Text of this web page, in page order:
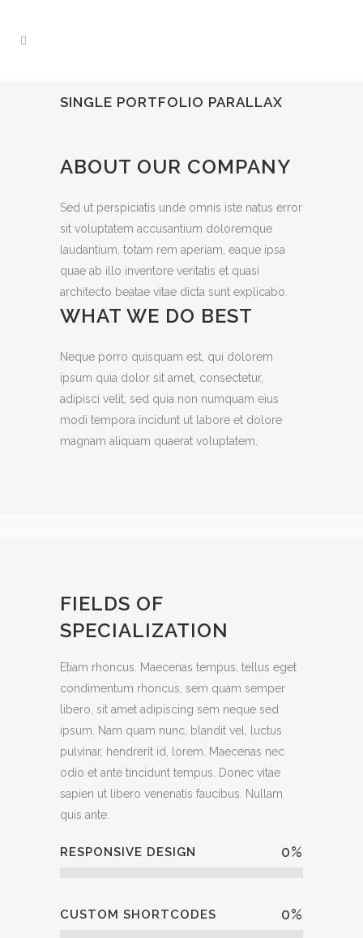
SINGLE PORTFOLIO PARALLAX
ABOUT OUR COMPANY
Sed ut perspiciatis unde omnis iste natus error
sit voluptatem accusantium doloremque
laudantium, totam rem aperiam, eaque ipsa
quae ab illo inventore veritatis et quasi
architecto beatae vitae dicta sunt explicabo.
WHAT WE DO BEST
Neque porro quisquam est, qui dolorem
ipsum quia dolor sit amet, consectetur,
adipisci velit, sed quia non numquam eius
modi tempora incidunt ut labore et dolore
magnam aliquam quaerat voluptatem.
FIELDS OF
SPECIALIZATION
Etiam rhoncus. Maecenas tempus, tellus eget
condimentum rhoncus, sem quam semper
libero, sit amet adipiscing sem neque sed
ipsum. Nam quam nunc, blandit vel, luctus
pulvinar, hendrerit id, lorem. Maecenas nec
odio et ante tincidunt tempus. Donec vitae
sapien ut libero venenatis faucibus. Nullam
quis ante.
RESPONSIVE DESIGN 0%
CUSTOM SHORTCODES 0%